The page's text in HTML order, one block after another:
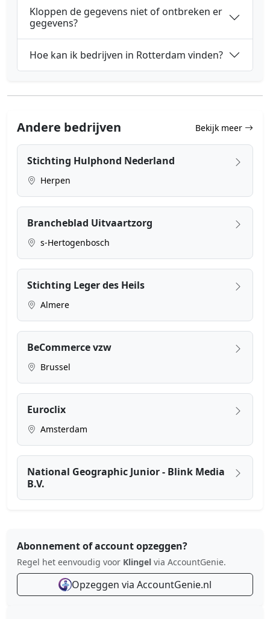
Kloppen de gegevens niet of ontbreken er
gegevens?
Hoe kan ik bedrijven in Rotterdam vinden?
Andere bedrijven Bekijk meer
Stichting Hulphond Nederland
Herpen
Brancheblad Uitvaartzorg
s-Hertogenbosch
Stichting Leger des Heils
Almere
BeCommerce vzw
Brussel
Euroclix
Amsterdam
National Geographic Junior - Blink Media
B.V.
Abonnement of account opzeggen?
Regel het eenvoudig voor Klingel via AccountGenie.
Opzeggen via AccountGenie.nl